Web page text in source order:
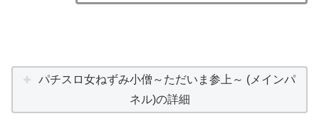
パチスロ女ねずみ小僧～ただいま参上～ (メインパ
ネル)の詳細